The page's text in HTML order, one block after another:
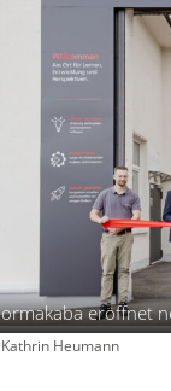
eröffnet
Heumann